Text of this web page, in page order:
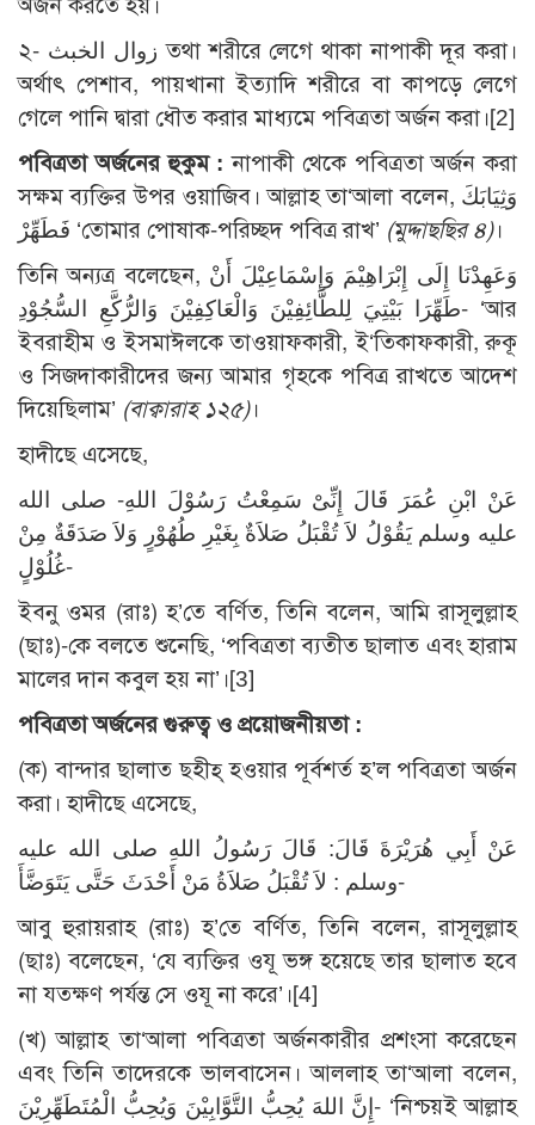
২- زوال الخبث তথা শরীরে লেগে থাকা নাপাকী দূর করা।
অর্থাৎ পেশাব, পায়খানা ইত্যাদি শরীরে বা কাপড়ে লেগে
গেলে পানি দ্বারা ধৌত করার মাধ্যমে পবিত্রতা অর্জন করা।[2]
পবিত্রতা অর্জনের হুকুম :নাপাকী থেকে পবিত্রতা অর্জন করা
সক্ষম ব্যক্তির উপর ওয়াজিব। আল্লাহ তা‘আলা বলেন, وَثِيَابَكَ
فَطَهِّرْ ‘তোমার পোষাক-পরিচ্ছদ পবিত্র রাখ’ (মুদ্দাছছির ৪)।
তিনি অন্যত্র বলেছেন, وَعَهِدْنَا إِلَى إِبْرَاهِيْمَ وَإِسْمَاعِيْلَ أَنْ
طَهِّرَا بَيْتِيَ لِلطَّائِفِيْنَ وَالْعَاكِفِيْنَ وَالرُّكَّعِ السُّجُوْدِ- ‘আর
ইবরাহীম ও ইসমাঈলকে তাওয়াফকারী, ই‘তিকাফকারী, রুকূ
ও সিজদাকারীদের জন্য আমার গৃহকে পবিত্র রাখতে আদেশ
দিয়েছিলাম’ (বাক্বারাহ ১২৫)।
হাদীছে এসেছে,
عَنْ ابْنِ عُمَرَ قَالَ إِنِّىْ سَمِعْتُ رَسُوْلَ اللهِ- صلى الله
عليه وسلم يَقُوْلُ لاَ تُقْبَلُ صَلاَةٌ بِغَيْرِ طُهُوْرٍ وَلاَ صَدَقَةٌ مِنْ
غُلُوْلٍ-
ইবনু ওমর (রাঃ) হ’তে বর্ণিত, তিনি বলেন, আমি রাসূলুল্লাহ
(ছাঃ)-কে বলতে শুনেছি, ‘পবিত্রতা ব্যতীত ছালাত এবং হারাম
মালের দান কবুল হয় না’।[3]
পবিত্রতা অর্জনের গুরুত্ব ও প্রয়োজনীয়তা :
(ক) বান্দার ছালাত ছহীহ্ হওয়ার পূর্বশর্ত হ’ল পবিত্রতা অর্জন
করা। হাদীছে এসেছে,
عَنْ أَبِي هُرَيْرَةَ قَالَ: قَالَ رَسُولُ اللهِ صلى الله عليه
وسلم : لاَ تُقْبَلُ صَلاَةُ مَنْ أَحْدَثَ حَتَّى يَتَوَضَّأَ-
আবু হুরায়রাহ (রাঃ) হ’তে বর্ণিত, তিনি বলেন, রাসূলুল্লাহ
(ছাঃ) বলেছেন, ‘যে ব্যক্তির ওযূ ভঙ্গ হয়েছে তার ছালাত হবে
না যতক্ষণ পর্যন্ত সে ওযূ না করে’।[4]
(খ) আল্লাহ তা‘আলা পবিত্রতা অর্জনকারীর প্রশংসা করেছেন
এবং তিনি তাদেরকে ভালবাসেন। আললাহ তা‘আলা বলেন,
إِنَّ اللهَ يُحِبُّ التَّوَّابِيْنَ وَيُحِبُّ الْمُتَطَهِّرِيْنَ- ‘নিশ্চয়ই আল্লাহ